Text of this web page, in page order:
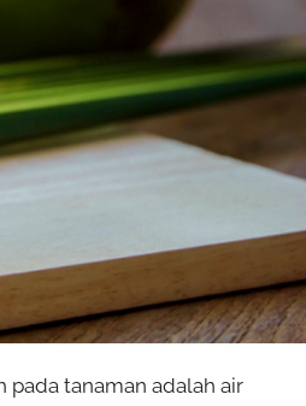
pada tanaman adalah air